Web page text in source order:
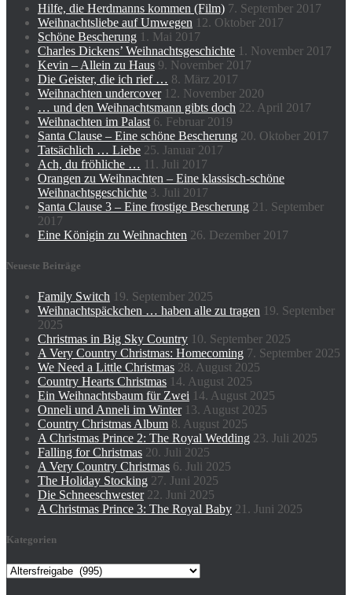
Hilfe, die Herdmanns kommen (Film) 7. September 2017
Weihnachtsliebe auf Umwegen 12. Oktober 2017
Schöne Bescherung 1. Mai 2017
Charles Dickens’ Weihnachtsgeschichte 1. November 2017
Kevin – Allein zu Haus 9. November 2017
Die Geister, die ich rief … 8. März 2017
Weihnachten undercover 12. November 2020
… und den Weihnachtsmann gibts doch 22. April 2017
Weihnachten im Palast 6. Februar 2019
Santa Clause – Eine schöne Bescherung 20. Oktober 2017
Tatsächlich … Liebe 25. Januar 2017
Ach, du fröhliche … 11. Juli 2017
Orangen zu Weihnachten – Eine klassisch-schöne
Weihnachtsgeschichte 3. Juli 2017
Santa Clause 3 – Eine frostige Bescherung 21. September
2017
Eine Königin zu Weihnachten 26. Dezember 2017
Neueste Beiträge
Family Switch 19. September 2025
Weihnachtspäckchen … haben alle zu tragen 19. September
2025
Christmas in Big Sky Country 10. September 2025
A Very Country Christmas: Homecoming 7. September 2025
We Need a Little Christmas 28. August 2025
Country Hearts Christmas 14. August 2025
Ein Weihnachtsbaum für Zwei 14. August 2025
Onneli und Anneli im Winter 13. August 2025
Country Christmas Album 8. August 2025
A Christmas Prince 2: The Royal Wedding 23. Juli 2025
Falling for Christmas 20. Juli 2025
A Very Country Christmas 6. Juli 2025
The Holiday Stocking 27. Juni 2025
Die Schneeschwester 22. Juni 2025
A Christmas Prince 3: The Royal Baby 21. Juni 2025
Kategorien
Kategorien